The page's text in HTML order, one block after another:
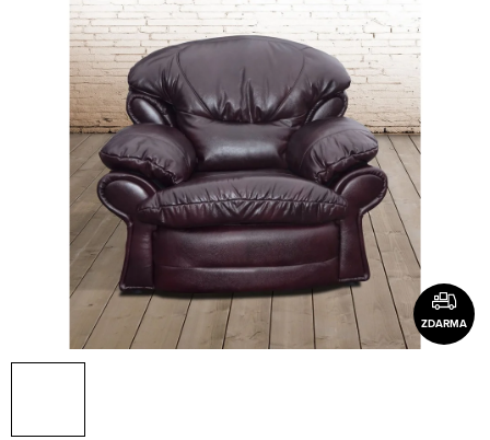
ZDARMA